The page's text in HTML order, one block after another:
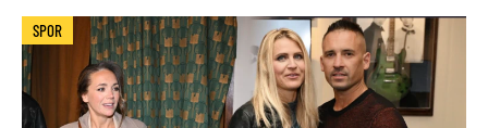
SPOR